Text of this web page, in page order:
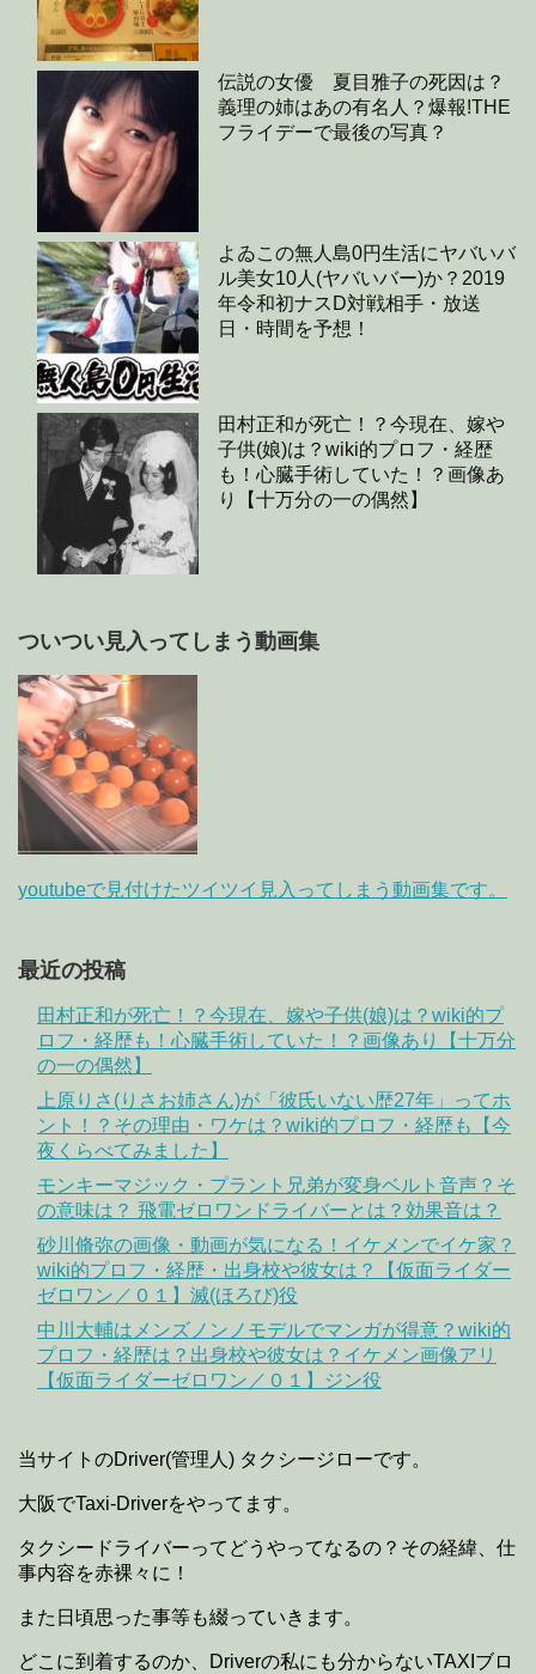
伝説の女優 夏目雅子の死因は？
義理の姉はあの有名人？爆報!THE
フライデーで最後の写真？
よゐこの無人島0円生活にヤバいバ
ル美女10人(ヤバいバー)か？2019
年令和初ナスD対戦相手・放送
日・時間を予想！
田村正和が死亡！？今現在、嫁や
子供(娘)は？wiki的プロフ・経歴
も！心臓手術していた！？画像あ
り【十万分の一の偶然】
ついつい見入ってしまう動画集
youtubeで見付けたツイツイ見入ってしまう動画集です。
最近の投稿
田村正和が死亡！？今現在、嫁や子供(娘)は？wiki的プ
ロフ・経歴も！心臓手術していた！？画像あり【十万分
の一の偶然】
上原りさ(りさお姉さん)が「彼氏いない歴27年」ってホ
ント！？その理由・ワケは？wiki的プロフ・経歴も【今
夜くらべてみました】
モンキーマジック・プラント兄弟が変身ベルト音声？そ
の意味は？ 飛電ゼロワンドライバーとは？効果音は？
砂川脩弥の画像・動画が気になる！イケメンでイケ家？
wiki的プロフ・経歴・出身校や彼女は？【仮面ライダー
ゼロワン／０１】滅(ほろび)役
中川大輔はメンズノンノモデルでマンガが得意？wiki的
プロフ・経歴は？出身校や彼女は？イケメン画像アリ
【仮面ライダーゼロワン／０１】ジン役
当サイトのDriver(管理人) タクシージローです。
大阪でTaxi-Driverをやってます。
タクシードライバーってどうやってなるの？その経緯、仕
事内容を赤裸々に！
また日頃思った事等も綴っていきます。
どこに到着するのか、Driverの私にも分からないTAXIブロ